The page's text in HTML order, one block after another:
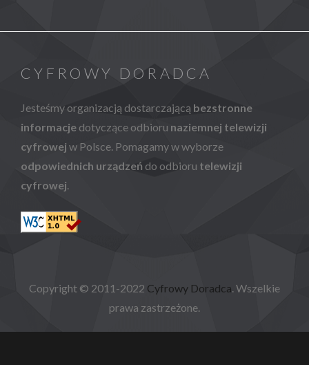
CYFROWY DORADCA
Jesteśmy organizacją dostarczającą bezstronne
informacje dotyczące odbioru naziemnej telewizji
cyfrowej w Polsce. Pomagamy w wyborze
odpowiednich urządzeń do odbioru telewizji
cyfrowej
Copyright © 2011-2022 Cyfrowy Doradca . Wszelkie
prawa zastrzeżone.